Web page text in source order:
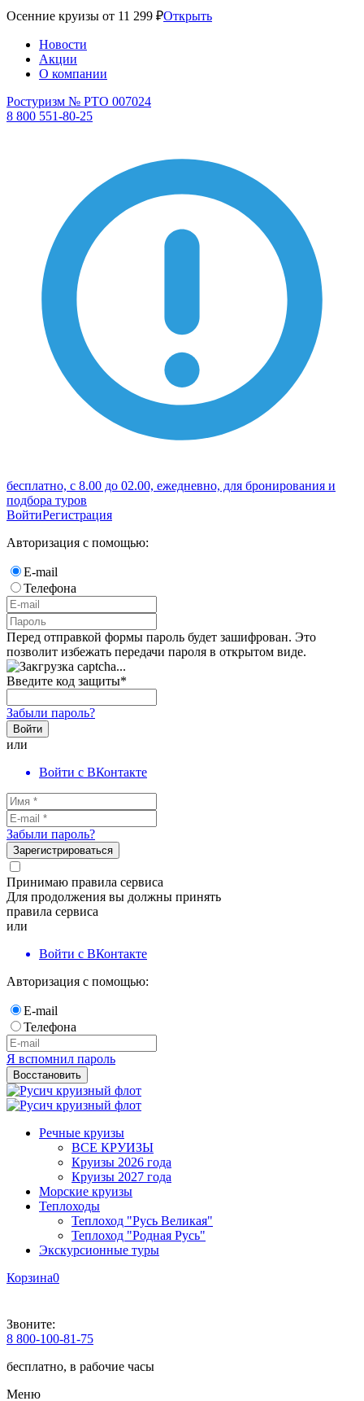
Осенние круизы от 11 299 ₽Открыть
Новости
Акции
О компании
Ростуризм № РТО 007024
8 800 551-80-25
бесплатно, с 8.00 до 02.00, ежедневно, для бронирования и
подбора туров
ВойтиРегистрация
Авторизация с помощью:
E-mail
Телефона
Перед отправкой формы пароль будет зашифрован. Это
позволит избежать передачи пароля в открытом виде.
Введите код защиты*
Забыли пароль?
Войти
или
Войти с ВКонтакте
Забыли пароль?
Зарегистрироваться
Принимаю правила сервиса
Для продолжения вы должны принять
правила сервиса
или
Войти с ВКонтакте
Авторизация с помощью:
E-mail
Телефона
Я вспомнил пароль
Восстановить
Речные круизы
ВСЕ КРУИЗЫ
Круизы 2026 года
Круизы 2027 года
Морские круизы
Теплоходы
Теплоход "Русь Великая"
Теплоход "Родная Русь"
Экскурсионные туры
Корзина0
Звоните:
8 800-100-81-75
бесплатно, в рабочие часы
Меню